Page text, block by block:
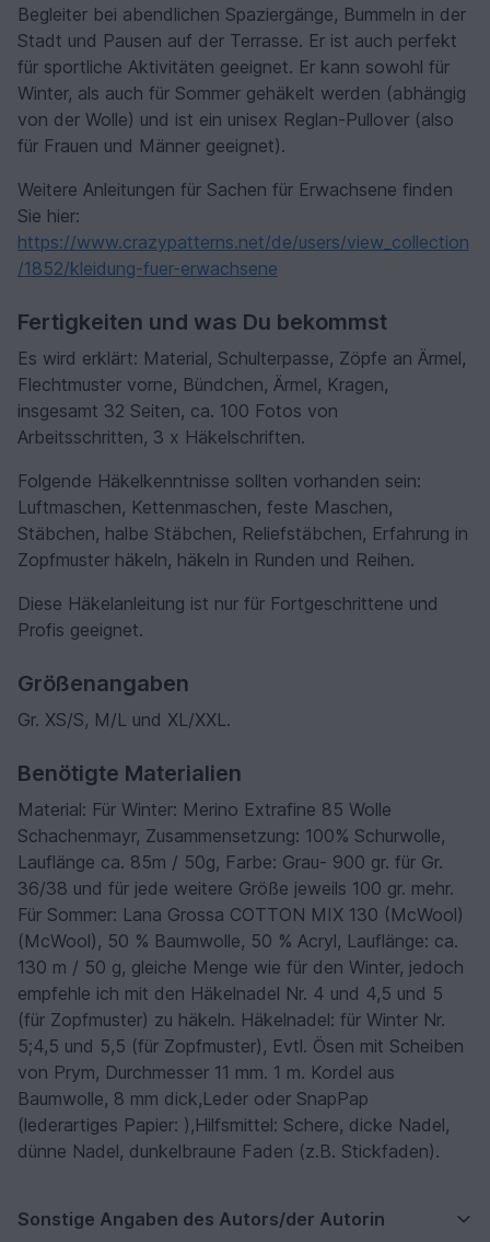
Begleiter bei abendlichen Spaziergänge, Bummeln in der
Stadt und Pausen auf der Terrasse. Er ist auch perfekt
für sportliche Aktivitäten geeignet. Er kann sowohl für
Winter, als auch für Sommer gehäkelt werden (abhängig
von der Wolle) und ist ein unisex Reglan-Pullover (also
für Frauen und Männer geeignet).
Weitere Anleitungen für Sachen für Erwachsene finden
Sie hier:
https://www.crazypatterns.net/de/users/view_collection
/1852/kleidung-fuer-erwachsene
Fertigkeiten und was Du bekommst
Es wird erklärt: Material, Schulterpasse, Zöpfe an Ärmel,
Flechtmuster vorne, Bündchen, Ärmel, Kragen,
insgesamt 32 Seiten, ca. 100 Fotos von
Arbeitsschritten, 3 x Häkelschriften.
Folgende Häkelkenntnisse sollten vorhanden sein:
Luftmaschen, Kettenmaschen, feste Maschen,
Stäbchen, halbe Stäbchen, Reliefstäbchen, Erfahrung in
Zopfmuster häkeln, häkeln in Runden und Reihen.
Diese Häkelanleitung ist nur für Fortgeschrittene und
Profis geeignet.
Größenangaben
Gr. XS/S, M/L und XL/XXL.
Benötigte Materialien
Material: Für Winter: Merino Extrafine 85 Wolle
Schachenmayr, Zusammensetzung: 100% Schurwolle,
Lauflänge ca. 85m / 50g, Farbe: Grau- 900 gr. für Gr.
36/38 und für jede weitere Größe jeweils 100 gr. mehr.
Für Sommer: Lana Grossa COTTON MIX 130 (McWool)
(McWool), 50 % Baumwolle, 50 % Acryl, Lauflänge: ca.
130 m / 50 g, gleiche Menge wie für den Winter, jedoch
empfehle ich mit den Häkelnadel Nr. 4 und 4,5 und 5
(für Zopfmuster) zu häkeln. Häkelnadel: für Winter Nr.
5;4,5 und 5,5 (für Zopfmuster), Evtl. Ösen mit Scheiben
von Prym, Durchmesser 11 mm. 1 m. Kordel aus
Baumwolle, 8 mm dick,Leder oder SnapPap
(lederartiges Papier: ),Hilfsmittel: Schere, dicke Nadel,
dünne Nadel, dunkelbraune Faden (z.B. Stickfaden).
Sonstige Angaben des Autors/der Autorin